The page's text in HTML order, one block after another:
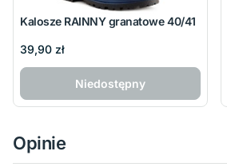
Kalosze RAINNY granatowe 40/41
39,90 zł
Niedostępny
Opinie